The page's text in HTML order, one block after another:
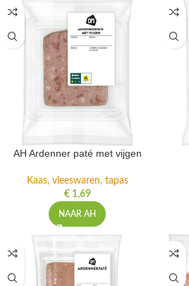
AH Ardenner paté met vijgen
Kaas, vleeswaren, tapas
€1,69
NAAR AH